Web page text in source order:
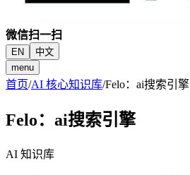
微信扫一扫
EN
中文
menu
首页/AI 核心知识库/Felo：ai搜索引擎
Felo：ai搜索引擎
AI 知识库